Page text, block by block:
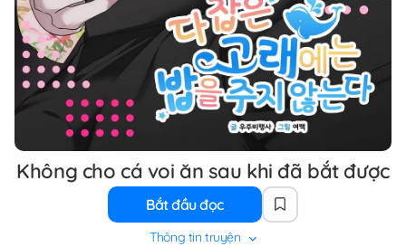
Không cho cá voi ăn sau khi đã bắt được
Bắt đầu đọc
Thông tin truyện